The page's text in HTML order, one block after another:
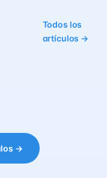
Todos los
artículos →
→